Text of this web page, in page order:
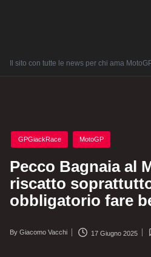
Il sito con tutte le news per chi ama
Posted
in
GPGiackRace MotoGP
Pecco Bagnaia al
riscatto
obbligatorio fare
Posted
By Giacomo Vacchi 17 Giugno 2025